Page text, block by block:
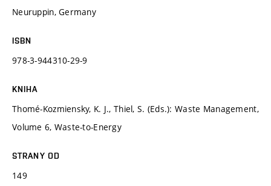
Neuruppin, Germany
ISBN
978-3-944310-29-9
KNIHA
Thomé-Kozmiensky, K. J., Thiel, S. (Eds.): Waste Management,
Volume 6, Waste-to-Energy
STRANY OD
149